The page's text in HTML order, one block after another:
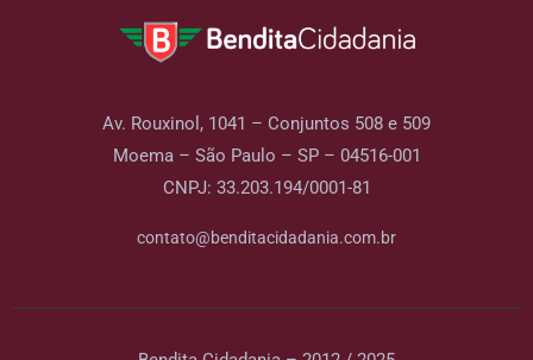
Av. Rouxinol, 1041 – Conjuntos 508 e 509
Moema – São Paulo – SP – 04516-001
CNPJ: 33.203.194/0001-81
contato@benditacidadania.com.br